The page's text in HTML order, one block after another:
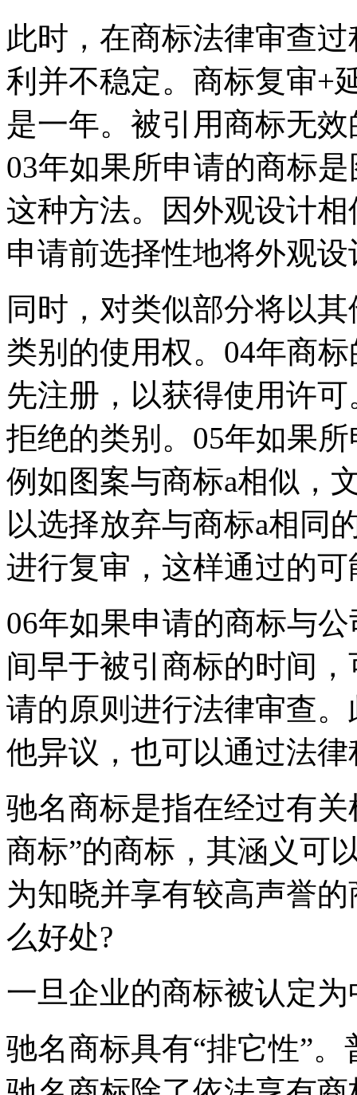
此时，在商标法律审查
利并不稳定。商标复审+
是一年。被引用商标无
03年如果所申请的商标
这种方法。因外观设计
申请前选择性地将外观
同时，对类似部分将以
类别的使用权。04年商
先注册，以获得使用许
拒绝的类别。05年如果
例如图案与商标a相似，
以选择放弃与商标a相同
进行复审，这样通过的
06年如果申请的商标与
间早于被引商标的时间
请的原则进行法律审查
他异议，也可以通过法
驰名商标是指在经过有
商标”的商标，其涵义可
为知晓并享有较高声誉
么好处?
一旦企业的商标被认定
驰名商标具有“排它性”